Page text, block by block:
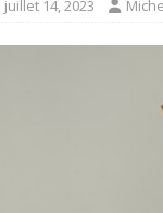
juillet 14, 2023